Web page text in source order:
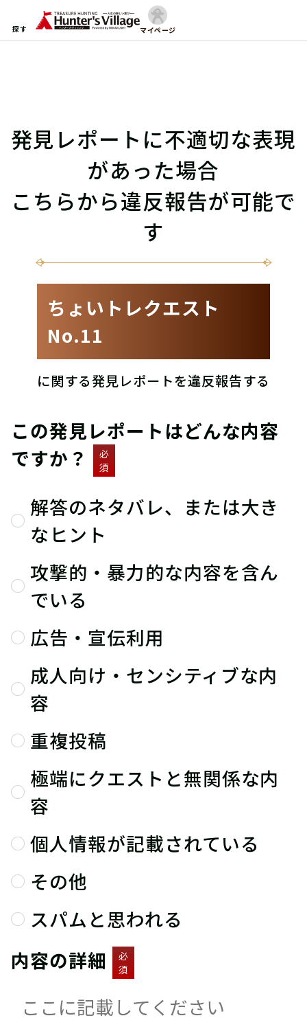
探す マイページ
発見レポートに不適切な表現
があった場合
こちらから違反報告が可能で
す
ちょいトレクエスト
No.11
に関する発見レポートを違反報告する
この発見レポートはどんな内容
ですか？
必
須
解答のネタバレ、または大き
なヒント
攻撃的・暴力的な内容を含ん
でいる
広告・宣伝利用
成人向け・センシティブな内
容
重複投稿
極端にクエストと無関係な内
容
個人情報が記載されている
その他
スパムと思われる
内容の詳細
必
須